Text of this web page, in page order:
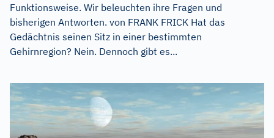
Funktionsweise. Wir beleuchten ihre Fragen und
bisherigen Antworten. von FRANK FRICK Hat das
Gedächtnis seinen Sitz in einer bestimmten
Gehirnregion? Nein. Dennoch gibt es...